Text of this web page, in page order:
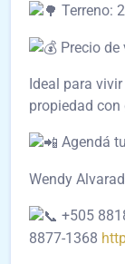
Terreno:
Precio de
Ideal para
propiedad
Agendá
Wendy
+505
8877-1368